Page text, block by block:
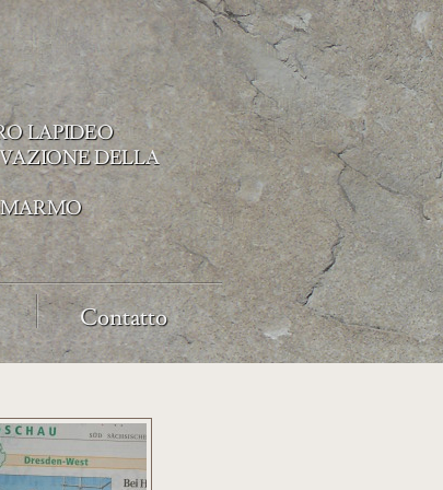
Contatto
LAPIDEO
DELLA